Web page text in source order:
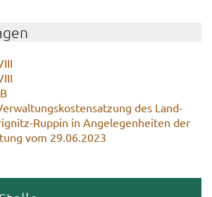
des Land­
​Ruppin in An­ge­le­gen­hei­ten der
vom 29.06.2023